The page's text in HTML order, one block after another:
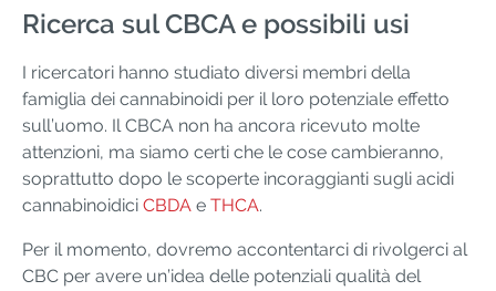
Ricerca sul CBCA e possibili usi
I ricercatori hanno studiato diversi membri della
famiglia dei cannabinoidi per il loro potenziale effetto
sull’uomo. Il CBCA non ha ancora ricevuto molte
attenzioni, ma siamo certi che le cose cambieranno,
soprattutto dopo le scoperte incoraggianti sugli acidi
cannabinoidici CBDA e THCA.
Per il momento, dovremo accontentarci di rivolgerci al
CBC per avere un’idea delle potenziali qualità del